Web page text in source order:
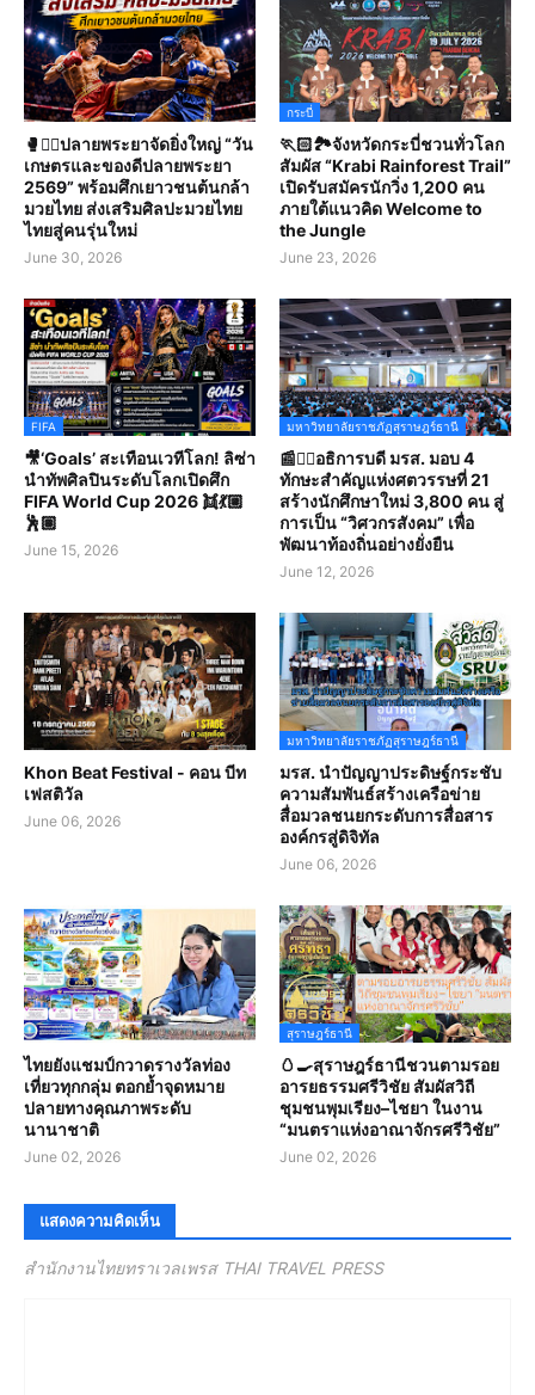
🥊🤼‍♀️ปลายพระยาจัดยิ่งใหญ่ “วัน
เกษตรและของดีปลายพระยา
2569” พร้อมศึกเยาวชนต้นกล้า
มวยไทย ส่งเสริมศิลปะมวยไทย
ไทยสู่คนรุ่นใหม่
June 30, 2026
กระบี่
🏃🏻🏞️จังหวัดกระบี่ชวนทั่วโลก
สัมผัส “Krabi Rainforest Trail”
เปิดรับสมัครนักวิ่ง 1,200 คน
ภายใต้แนวคิด Welcome to
the Jungle
June 23, 2026
FIFA
🎥‘Goals’ สะเทือนเวทีโลก! ลิซ่า
นำทัพศิลปินระดับโลกเปิดศึก
FIFA World Cup 2026 👯💃🏼
🕺🏽
June 15, 2026
มหาวิทยาลัยราชภัฏสุราษฎร์ธานี
📰✍🏻อธิการบดี มรส. มอบ 4
ทักษะสำคัญแห่งศตวรรษที่ 21
สร้างนักศึกษาใหม่ 3,800 คน สู่
การเป็น “วิศวกรสังคม” เพื่อ
พัฒนาท้องถิ่นอย่างยั่งยืน
June 12, 2026
Khon Beat Festival - คอน บีท
เฟสติวัล
June 06, 2026
มหาวิทยาลัยราชภัฏสุราษฎร์ธานี
มรส. นำปัญญาประดิษฐ์กระชับ
ความสัมพันธ์สร้างเครือข่าย
สื่อมวลชนยกระดับการสื่อสาร
องค์กรสู่ดิจิทัล
June 06, 2026
ไทยยังแชมป์กวาดรางวัลท่อง
เที่ยวทุกกลุ่ม ตอกย้ำจุดหมาย
ปลายทางคุณภาพระดับ
นานาชาติ
June 02, 2026
สุราษฎร์ธานี
🥚🍳สุราษฎร์ธานีชวนตามรอย
อารยธรรมศรีวิชัย สัมผัสวิถี
ชุมชนพุมเรียง–ไชยา ในงาน
“มนตราแห่งอาณาจักรศรีวิชัย”
June 02, 2026
แสดงความคิดเห็น
สำนักงานไทยทราเวลเพรส THAI TRAVEL PRESS